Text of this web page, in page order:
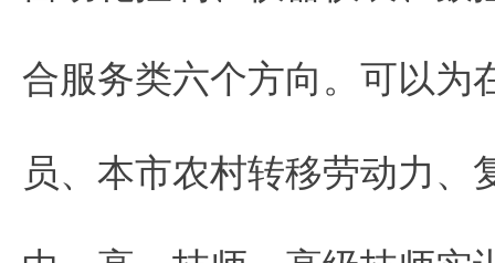
合服务类六个方向。可以为
员、本市农村转移劳动力、